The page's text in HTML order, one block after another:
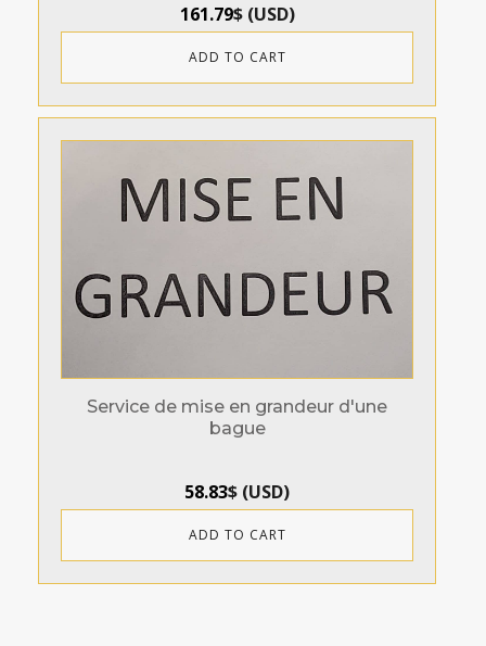
161.79$(USD)
ADD TO CART
Service de mise en grandeur d'une
bague
58.83$ (USD)
ADD TO CART